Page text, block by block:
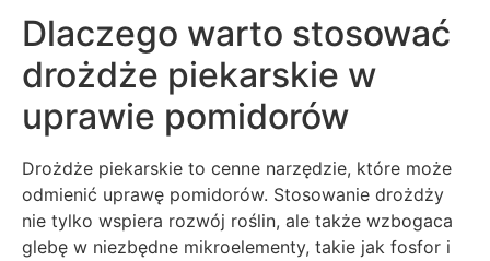
Dlaczego warto stosować
drożdże piekarskie w
uprawie pomidorów
Drożdże piekarskie to cenne narzędzie, które może
odmienić uprawę pomidorów. Stosowanie drożdży
nie tylko wspiera rozwój roślin, ale także wzbogaca
glebę w niezbędne mikroelementy, takie jak fosfor i